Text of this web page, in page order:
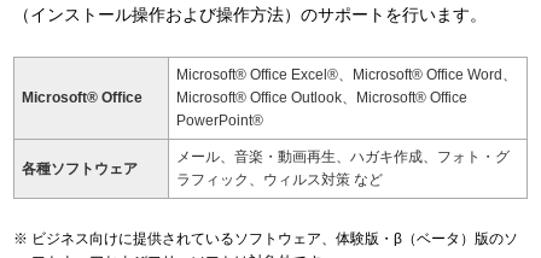
（インストール操作および操作方法）のサポートを行います。
Microsoft® Office
Microsoft® Office Excel®、Microsoft® Office Word、
Microsoft® Office Outlook、Microsoft® Office
PowerPoint®
各種ソフトウェア
メール、音楽・動画再生、ハガキ作成、フォト・グ
ラフィック、ウィルス対策 など
ビジネス向けに提供されているソフトウェア、体験版・β（ベータ）版のソ